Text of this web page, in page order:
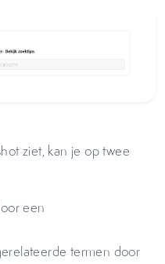
ziet, kan je op twee
een
termen door